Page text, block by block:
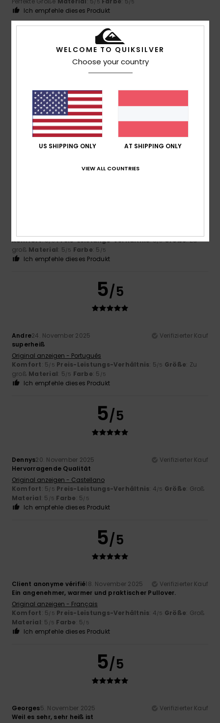
/5 /5
Ich empfehle dieses Produkt
5/5
.....mmmmmmmm
Original anzeigen - Português
Komfort: 5/5 Preis-Leistungs-Verhältnis
Material: 5/5 Farbe: 5/5
Ich empfehle dieses Produkt
5/5
Komfort: 5/5 Preis-Leistungs-Verhältnis: 5/5 Größe: Zu
groß Material: 5/5 Farbe: 5 /5
Ich empfehle dieses Produkt
5/5
Andre24. November 2025
Verifizierter Kauf
superheiß
Original anzeigen - Português
Komfort: 5/5 Preis-Leistungs-Verhältnis: 5/5 Größe: Zu
groß Material: 5/5 Farbe: 5 /5
Ich empfehle dieses Produkt
5/5
Dennys20. November 2025
Verifizierter Kauf
Hervorragende Qualität
Original anzeigen - Castellano
Komfort: 5/5 Preis-Leistungs-Verhältnis: 4/5 Größe: Groß
Material: 5 /5 Farbe: 5/5
Ich empfehle dieses Produkt
5/5
Client anonyme vérifié18. November 2025
Verifizierter Kauf
Ein angenehmer, warmer und praktischer Pullover.
Original anzeigen - Français
Komfort: 5/5 Preis-Leistungs-Verhältnis: 4/5 Größe: Groß
Material: 5 /5 Farbe: 5/5
Ich empfehle dieses Produkt
5/5
Georges5. November 2025
Verifizierter Kauf
Weil es sehr, sehr heiß ist
WELCOME TO QUIKSILVER
Choose your country
US SHIPPING ONLY AT SHIPPING ONLY
VIEW ALL COUNTRIES